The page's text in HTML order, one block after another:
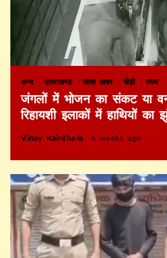
अन्य उत्तराखण्ड खास खबर पौड़ी राज्य
जंगलों में भोजन का संकट या वन
रिहायशी इलाकों में हाथियों का
Vinay Kainthola 4 weeks ago